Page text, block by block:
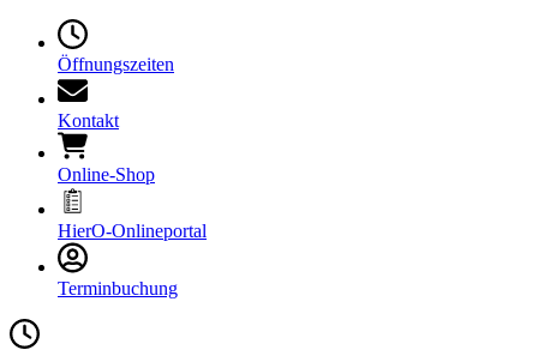
Öffnungszeiten
Kontakt
Online-Shop
HierO-Onlineportal
Terminbuchung